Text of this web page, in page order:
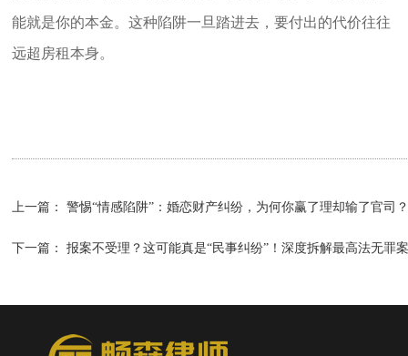
能就是你的本金。这种陷阱一旦踏进去，要付出的代价往往
远超房租本身。
上一篇：警惕“情感陷阱”：婚恋财产纠纷，为何你赢了理却输了官司
下一篇：报案不受理？这可能真是“民事纠纷”！深度拆解最高法无罪